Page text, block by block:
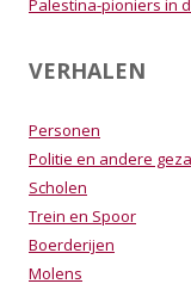
Palestina-pioniers in
VERHALEN
Personen
Politie en andere
Scholen
Trein en Spoor
Boerderijen
Molens